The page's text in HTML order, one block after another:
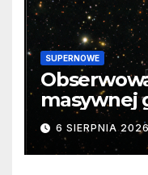
SUPERNOWE
masywnej
samego
cenne dane
6 SIERPNIA 2026